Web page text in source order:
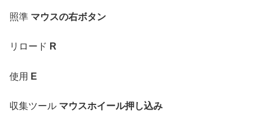
照準 マウスの右ボタン
リロード R
使用 E
収集ツール マウスホイール押し込み